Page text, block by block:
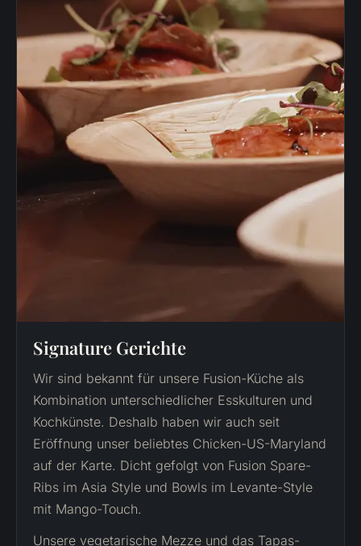
Signature Gerichte
Wir sind bekannt für unsere Fusion-Küche als
Kombination unterschiedlicher Esskulturen und
Kochkünste. Deshalb haben wir auch seit
Eröffnung unser beliebtes Chicken-US-Maryland
auf der Karte. Dicht gefolgt von Fusion Spare-
Ribs im Asia Style und Bowls im Levante-Style
mit Mango-Touch.
Unsere vegetarische Mezze und das Tapas-